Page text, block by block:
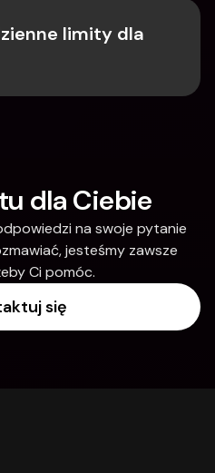
limity dla
dla Ciebie
na swoje pytanie
jesteśmy zawsze
Ci pomóc.
się